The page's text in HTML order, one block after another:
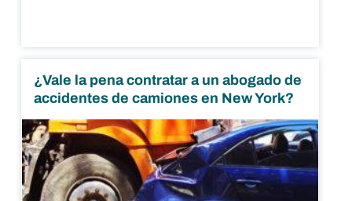
¿Vale la pena contratar a un abogado de
accidentes de camiones en New York?